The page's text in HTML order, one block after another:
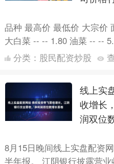
品种 最高价 最低价 大宗价
大白菜 -- -- 1.80 油菜 -- --
分类： 股民配资炒股
线上实
收增长
润双位
8月15日晚间线上实盘配资
半年报。 江阴银行披露营